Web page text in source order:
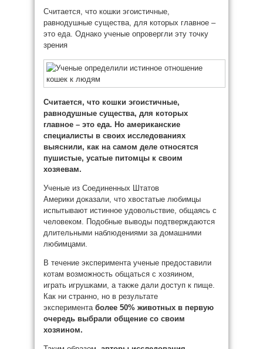
Считается, что кошки эгоистичные,
равнодушные существа, для которых главное –
это еда. Однако ученые опровергли эту точку
зрения
Считается, что кошки эгоистичные,
равнодушные существа, для которых
главное – это еда. Но американские
специалисты в своих исследованиях
выяснили, как на самом деле относятся
пушистые, усатые питомцы к своим
хозяевам.
Ученые из Соединенных Штатов
Америки доказали, что хвостатые любимцы
испытывают истинное удовольствие, общаясь с
человеком. Подобные выводы подтверждаются
длительными наблюдениями за домашними
любимцами.
В течение эксперимента ученые предоставили
котам возможность общаться с хозяином,
играть игрушками, а также дали доступ к пище.
Как ни странно, но в результате
эксперимента более 50% животных в первую
очередь выбрали общение со своим
хозяином.